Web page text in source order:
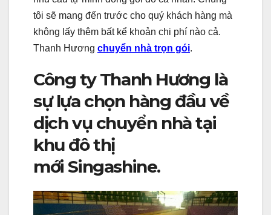
tôi sẽ mang đến trước cho quý khách hàng mà
không lấy thêm bất kể khoản chi phí nào cả.
Thanh Hương chuyển nhà trọn gói.
Công ty Thanh Hương là
sự lựa chọn hàng đầu về
dịch vụ chuyển nhà tại
khu đô thị
mới Singashine.